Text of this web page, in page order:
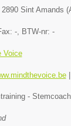
2890 Sint Amands (
-, BTW-nr: -
Voice
|
-